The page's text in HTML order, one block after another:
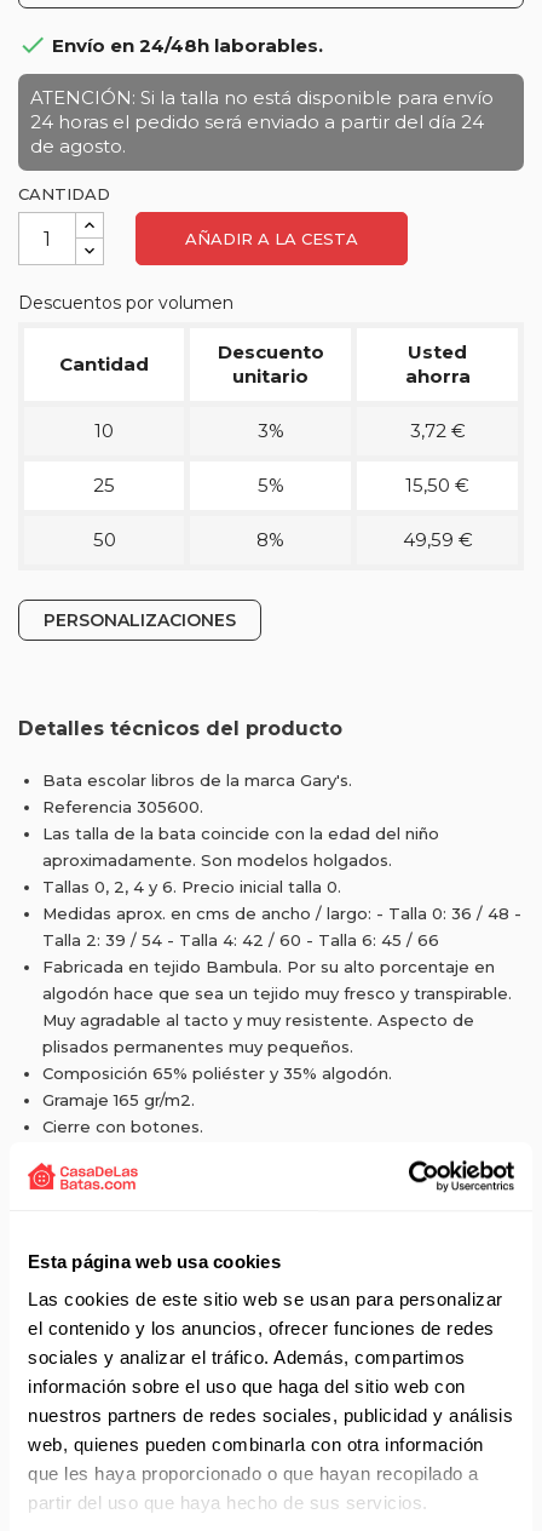
Esta página web usa cookies
Las cookies de este sitio web se usan para personalizar
el contenido y los anuncios, ofrecer funciones de redes
sociales y analizar el tráfico. Además, compartimos
información sobre el uso que haga del sitio web con
nuestros partners de redes sociales, publicidad y análisis
web, quienes pueden combinarla con otra información
que les haya proporcionado o que hayan recopilado a
partir del uso que haya hecho de sus servicios.
 Envío en 24/48h laborables.
ATENCIÓN: Si la talla no está disponible para envío
24 horas el pedido será enviado a partir del día 24
de agosto.
CANTIDAD
AÑADIR A LA CESTA
Descuentos por volumen
Cantidad
Descuento
unitario
Usted
ahorra
10 3% 3,72 €
25 5% 15,50 €
50 8% 49,59 €
PERSONALIZACIONES
Detalles técnicos del producto
Bata escolar libros de la marca Gary's.
Referencia 305600.
Las talla de la bata coincide con la edad del niño
aproximadamente. Son modelos holgados.
Tallas 0, 2, 4 y 6. Precio inicial talla 0.
Medidas aprox. en cms de ancho / largo: - Talla 0: 36 / 48 -
Talla 2: 39 / 54 - Talla 4: 42 / 60 - Talla 6: 45 / 66
Fabricada en tejido Bambula. Por su alto porcentaje en
algodón hace que sea un tejido muy fresco y transpirable.
Muy agradable al tacto y muy resistente. Aspecto de
plisados permanentes muy pequeños.
Composición 65% poliéster y 35% algodón.
Gramaje 165 gr/m2.
Cierre con botones.
Puños de goma.
Solicita presupuesto:EMAIL
Envío gratis a partir de 75 €+IVA (90 € IVA incl.)
Aprovecha el envío gratuito en toda España excepto
Canarias, Baleares, Ceuta y Melilla.
ENVÍOS EN AGOSTO